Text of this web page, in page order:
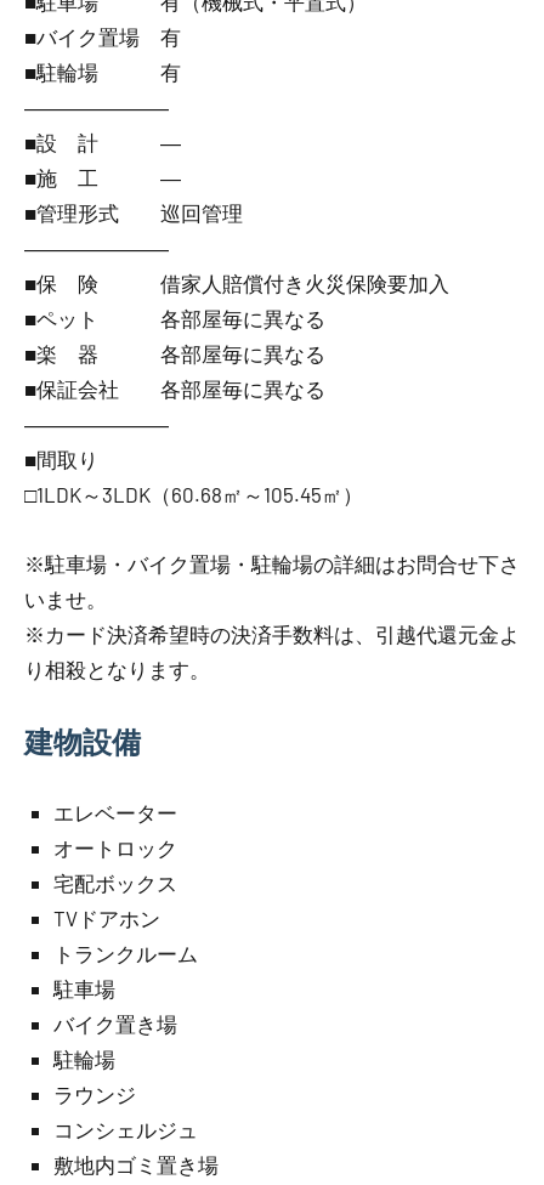
■バイク置場 有
■駐輪場 有
―――――――
■設 計 ―
■施 工 ―
■管理形式 巡回管理
―――――――
■保 険 借家人賠償付き火災保険要加入
■ペット 各部屋毎に異なる
■楽 器 各部屋毎に異なる
■保証会社 各部屋毎に異なる
―――――――
■間取り
□1LDK～3LDK（60.68㎡～105.45㎡）
※駐車場・バイク置場・駐輪場の詳細はお問合せ下さ
いませ。
※カード決済希望時の決済手数料は、引越代還元金よ
り相殺となります。
建物設備
エレベーター
オートロック
宅配ボックス
TVドアホン
トランクルーム
駐車場
バイク置き場
駐輪場
ラウンジ
コンシェルジュ
敷地内ゴミ置き場